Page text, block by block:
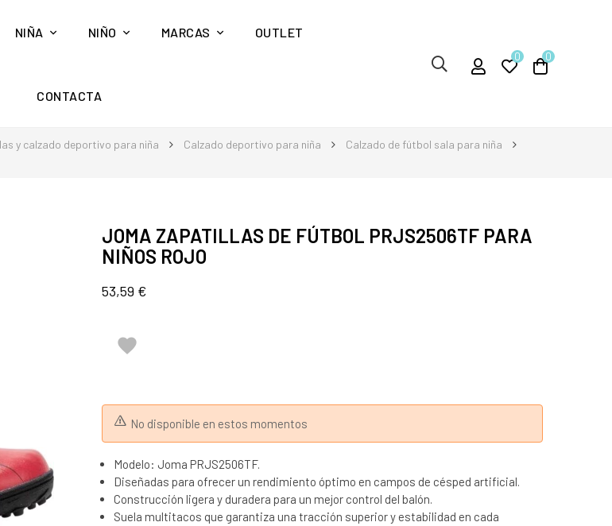
NIÑA NIÑO MARCAS OUTLET
CONTACTA
0 0
y calzado deportivo para niña Calzado deportivo para niña
Calzado de fútbol sala para niña
JOMA ZAPATILLAS DE FÚTBOL PRJS2506TF PARA
NIÑOS ROJO
53,59 €

No disponible en estos momentos
Modelo: Joma PRJS2506TF.
Diseñadas para ofrecer un rendimiento óptimo en campos de césped artificial.
Construcción ligera y duradera para un mejor control del balón.
Suela multitacos que garantiza una tracción superior y estabilidad en cada